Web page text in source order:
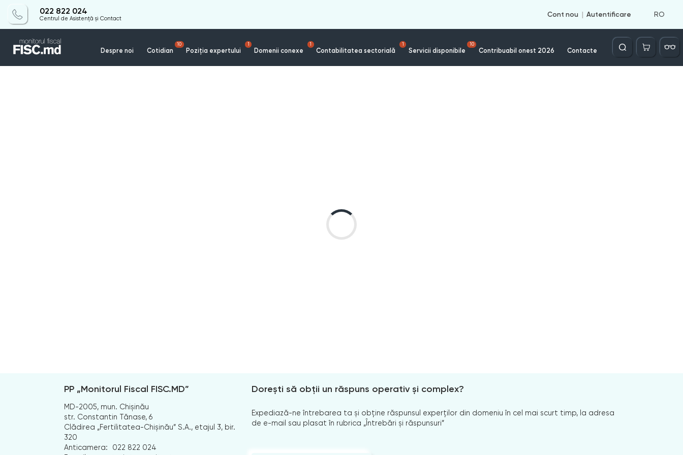
022 822 024
Centrul de Asistență și Contact
Cont nou Autentificare RO
Despre noi Cotidian
10
Poziția expertului
1
Domenii conexe
1
Contabilitatea sectorială
1
Servicii disponibile
10
Contribuabil onest 2026 Contacte
Căutare
PP „Monitorul Fiscal FISC.MD”
MD-2005, mun. Chișinău
str. Constantin Tănase, 6
Clădirea „Fertilitatea-Chișinău” S.A., etajul 3, bir.
320
Anticamera:
022 822 024
Dorești să obții un răspuns operativ și complex?
Expediază-ne întrebarea ta și obține răspunsul experților din domeniu în cel mai scurt timp, la adresa
de e-mail sau plasat în rubrica „Întrebări și răspunsuri”